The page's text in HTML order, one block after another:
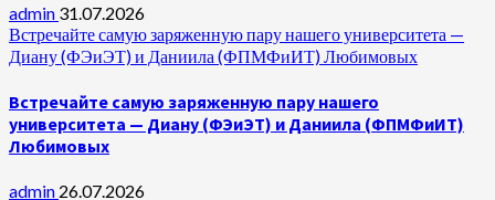
admin 31.07.2026
Встречайте самую заряженную пару нашего университета —
Диану (ФЭиЭТ) и Даниила (ФПМФиИТ) Любимовых
Встречайте самую заряженную пару нашего
университета — Диану (ФЭиЭТ) и Даниила (ФПМФиИТ)
Любимовых
admin 26.07.2026